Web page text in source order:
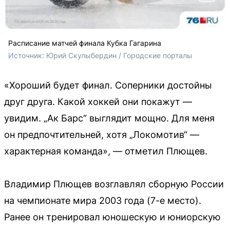
Расписание матчей финала Кубка Гагарина
Источник: Юрий Скулыбердин / Городские порталы
«Хороший будет финал. Соперники достойны
друг друга. Какой хоккей они покажут —
увидим. „Ак Барс“ выглядит мощно. Для меня
он предпочтительней, хотя „Локомотив“ —
характерная команда», — отметил Плющев.
Владимир Плющев возглавлял сборную России
на чемпионате мира 2003 года (7-е место).
Ранее он тренировал юношескую и юниорскую